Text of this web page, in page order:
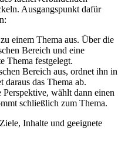
Ausgangspunkt dafür
einem Thema aus. Über die
Bereich und eine
Thema festgelegt.
Bereich aus, ordnet ihn in
daraus das Thema ab.
wählt dann einen
schließlich zum Thema.
Inhalte und geeignete